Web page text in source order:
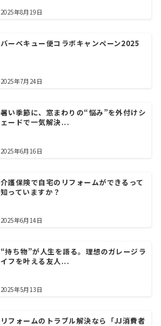
2025年8月19日
バーベキュー便コラボキャンペーン2025
2025年7月24日
暑い季節に、窓まわりの“悩み”を外付けシ
ェードで一気解決...
2025年6月16日
介護保険で自宅のリフォームができるって
知っていますか？
2025年6月14日
“持ち物”が人生を語る。理想のガレージラ
イフを叶える友人...
2025年5月13日
リフォームのトラブル解決なら「JJ消費者